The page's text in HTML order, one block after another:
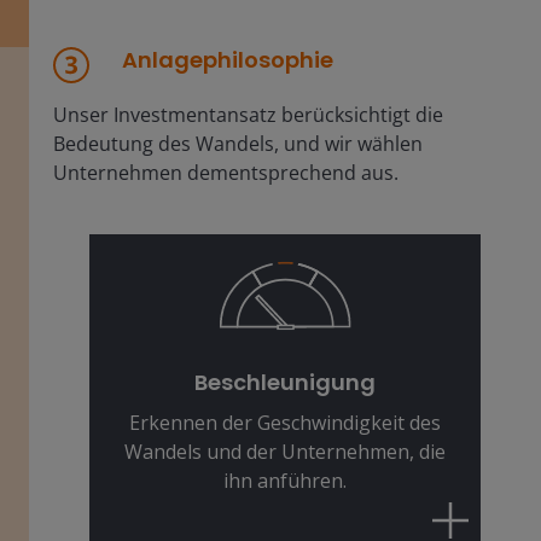
Anlagephilosophie
Unser Investmentansatz berücksichtigt die
Bedeutung des Wandels, und wir wählen
Unternehmen dementsprechend aus.
Beschleunigung
Erkennen der Geschwindigkeit des
Wandels und der Unternehmen, die
ihn anführen.
Das Tempo des Wandels ist schneller
Unternehmen, die sich dynamisch
positionieren, um die Gewinner von
morgen zu sein.